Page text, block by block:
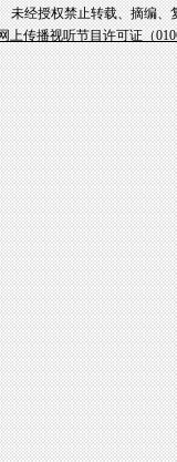
未经授权禁止转载、摘编、
上传播视听节目许可证（